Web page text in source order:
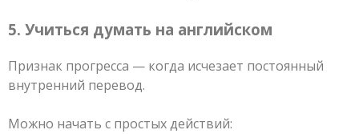
5. Учиться думать на английском
Признак прогресса — когда исчезает постоянный
внутренний перевод.
Можно начать с простых действий: